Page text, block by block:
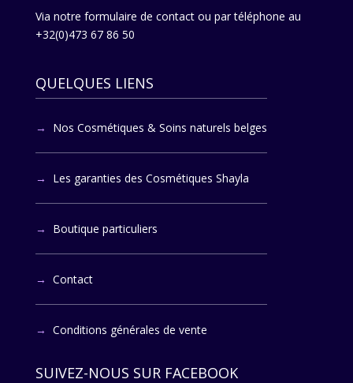
Via notre formulaire de contactou par téléphone au
+32(0)473 67 86 50
QUELQUES LIENS
Nos Cosmétiques & Soins naturels belges
Les garanties des Cosmétiques Shayla
Boutique particuliers
Contact
Conditions générales de vente
SUIVEZ-NOUS SUR FACEBOOK